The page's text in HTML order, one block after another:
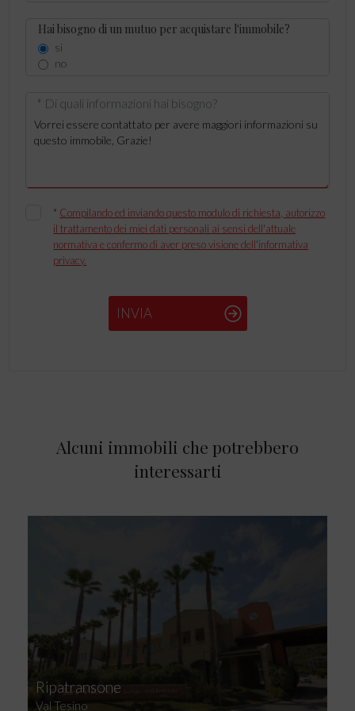
Hai bisogno di un mutuo per acquistare l'immobile?
si
no
* Di quali informazioni hai bisogno?
* Compilando ed inviando questo modulo di richiesta, autorizzo
il trattamento dei miei dati personali ai sensi dell'attuale
normativa e confermo di aver preso visione dell'informativa
privacy.
INVIA
Alcuni immobili che potrebbero
interessarti
Ripatransone
Val Tesino